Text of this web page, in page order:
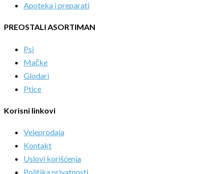
Apoteka i preparati
PREOSTALI ASORTIMAN
Psi
Mačke
Glodari
Ptice
Korisni linkovi
Veleprodaja
Kontakt
Uslovi korišćenja
Politika privatnosti